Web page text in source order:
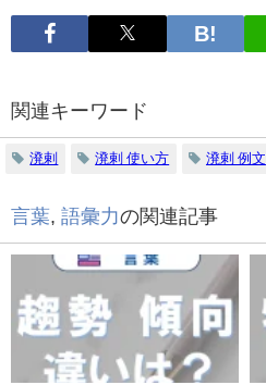
関連キーワード
溌剌 溌剌 使い方 溌剌 例文
言葉, 語彙力の関連記事